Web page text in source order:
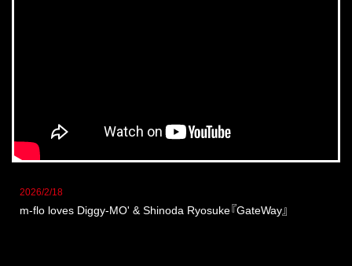
2026/2/18
m-flo loves Diggy-MO' & Shinoda Ryosuke『GateWay』